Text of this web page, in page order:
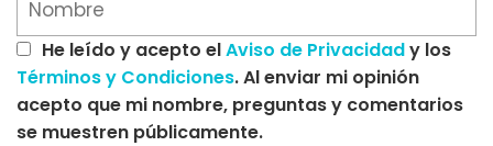
He leído y acepto elAviso de Privacidady los
Términos y Condiciones. Al enviar mi opinión
acepto que mi nombre, preguntas y comentarios
se muestren públicamente.